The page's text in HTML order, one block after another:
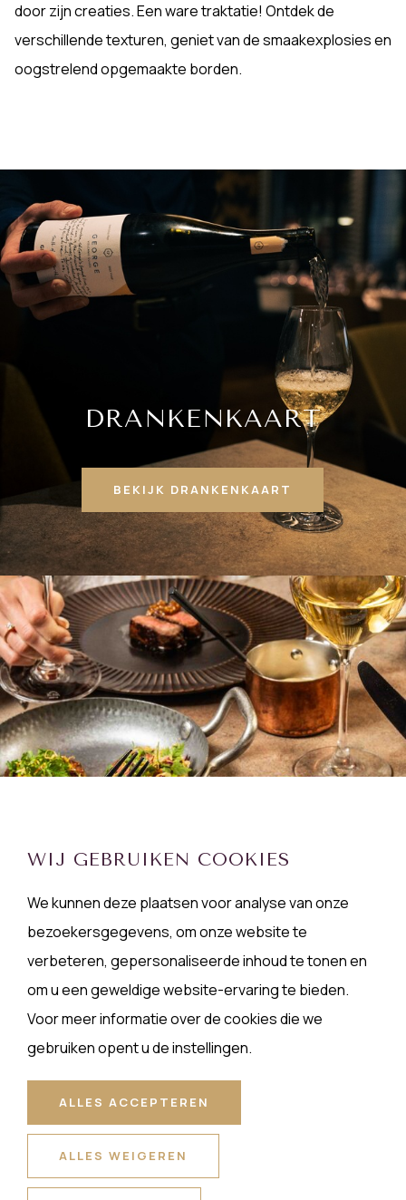
door zijn creaties. Een ware traktatie! Ontdek de
verschillende texturen, geniet van de smaakexplosies en
oogstrelend opgemaakte borden.
DRANKENKAART
BEKIJK DRANKENKAART
BEKIJK MENU
WIJ GEBRUIKEN COOKIES
We kunnen deze plaatsen voor analyse van onze
bezoekersgegevens, om onze website te
verbeteren, gepersonaliseerde inhoud te tonen en
om u een geweldige website-ervaring te bieden.
Voor meer informatie over de cookies die we
gebruiken opent u de instellingen.
ALLES ACCEPTEREN
ALLES WEIGEREN